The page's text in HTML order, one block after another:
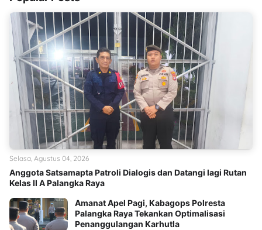
Anggota Satsamapta Patroli Dialogis dan Datangi lagi Rutan
Kelas II A Palangka Raya
Selasa, Agustus 04, 2026
Amanat Apel Pagi, Kabagops Polresta
Palangka Raya Tekankan Optimalisasi
Penanggulangan Karhutla